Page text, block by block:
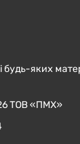
яких
ТОВ «ПМХ»